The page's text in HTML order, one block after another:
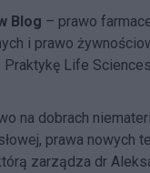
Blog – prawo
i prawo
Life
na dobrach
prawa nowych
zarządza dr